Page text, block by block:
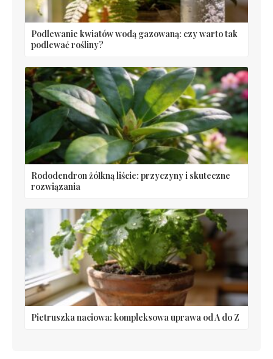
Podlewanie kwiatów wodą gazowaną: czy warto tak
podlewać rośliny?
Rododendron żółkną liście: przyczyny i skuteczne
rozwiązania
Pietruszka naciowa: kompleksowa uprawa od A do Z